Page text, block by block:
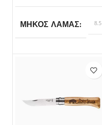
ΜΗΚΟΣ ΛΑΜΑΣ 8.5